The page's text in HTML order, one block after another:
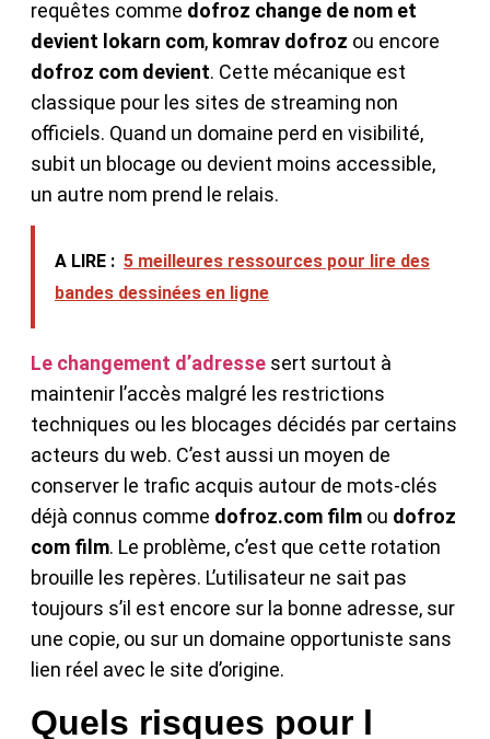
requêtes comme dofroz change de nom et
devient lokarn com, komrav dofroz ou encore
dofroz com devient. Cette mécanique est
classique pour les sites de streaming non
officiels. Quand un domaine perd en visibilité,
subit un blocage ou devient moins accessible,
un autre nom prend le relais.
A LIRE : 5 meilleures ressources pour lire des
bandes dessinées en ligne
Le changement d’adresse sert surtout à
maintenir l’accès malgré les restrictions
techniques ou les blocages décidés par certains
acteurs du web. C’est aussi un moyen de
conserver le trafic acquis autour de mots-clés
déjà connus comme dofroz.com film ou dofroz
com film. Le problème, c’est que cette rotation
brouille les repères. L’utilisateur ne sait pas
toujours s’il est encore sur la bonne adresse, sur
une copie, ou sur un domaine opportuniste sans
lien réel avec le site d’origine.
Quels risques pour l